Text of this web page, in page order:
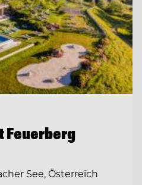
Feuerberg
See, Österreich